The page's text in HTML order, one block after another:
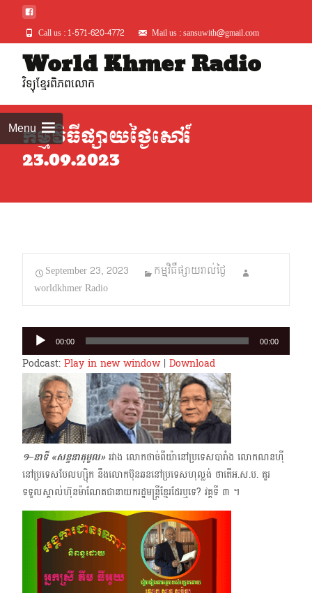
Call us : 1-571-620-4772 Mail us : sansuwith@gmail.com
World Khmer Radio
វិទ្យុខ្មែរពិភពលោក
Menuកម្មវិធីផ្សាយថ្ងៃសៅរ៍
23.09.2023
September 23, 2023
កម្មវិធីផ្សាយរាល់ថ្ងៃ
worldkhmer Radio
Audio
Player
00:00 00:00
Podcast: Play in new window| Download
១–នាទី «សន្ទនាតុមូល»រវាង លោកថាច់ពីយ៉ានៅប្រទេសបារាំង លោកណនហ៊ី
នៅប្រទេសបែលហ្ស៊ិក នឹងលោក​ប៊ុនឆន​នៅប្រទេសហុល្លង់ ថាតើអ.ស.ប. គួរ
ទទួលស្គាល់ហ៊ុនម៉ាណែតជានាយករដ្ឋមន្ត្រីខ្មែរដែរឬទេ? វគ្គទី ៣​ ។